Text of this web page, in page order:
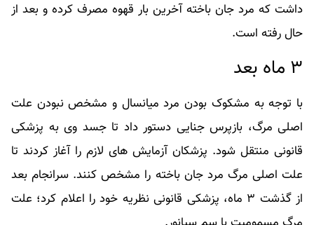
داشت که مرد جان باخته آخرین بار قهوه مصرف کرده و بعد از
حال رفته است.
۳ ماه بعد
با توجه به مشکوک بودن مرد میانسال و مشخص نبودن علت
اصلی مرگ، بازپرس جنایی دستور داد تا جسد وی به پزشکی
قانونی منتقل شود. پزشکان آزمایش های لازم را آغاز کردند تا
علت اصلی مرگ مرد جان باخته را مشخص کنند. سرانجام بعد
از گذشت ۳ ماه، پزشکی قانونی نظریه خود را اعلام کرد؛ علت